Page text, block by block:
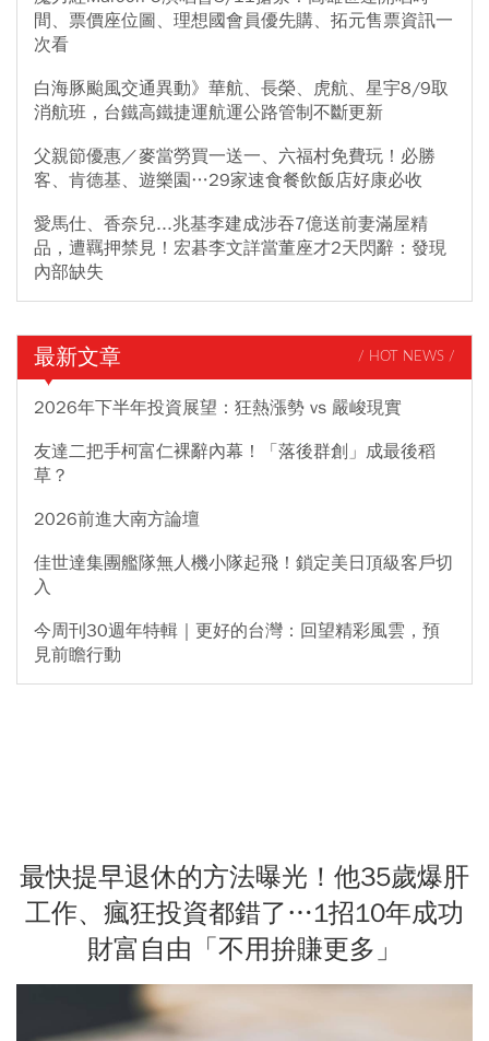
間、票價座位圖、理想國會員優先購、拓元售票資訊一
次看
白海豚颱風交通異動》華航、長榮、虎航、星宇8/9取
消航班，台鐵高鐵捷運航運公路管制不斷更新
父親節優惠／麥當勞買一送一、六福村免費玩！必勝
客、肯德基、遊樂園…29家速食餐飲飯店好康必收
愛馬仕、香奈兒...兆基李建成涉吞7億送前妻滿屋精
品，遭羈押禁見！宏碁李文詳當董座才2天閃辭：發現
內部缺失
最新文章 / HOT NEWS /
2026年下半年投資展望：狂熱漲勢 vs 嚴峻現實
友達二把手柯富仁裸辭內幕！「落後群創」成最後稻
草？
2026前進大南方論壇
佳世達集團艦隊無人機小隊起飛！鎖定美日頂級客戶切
入
今周刊30週年特輯｜更好的台灣：回望精彩風雲，預
見前瞻行動
最快提早退休的方法曝光！他35歲爆肝
工作、瘋狂投資都錯了…1招10年成功
財富自由「不用拚賺更多」